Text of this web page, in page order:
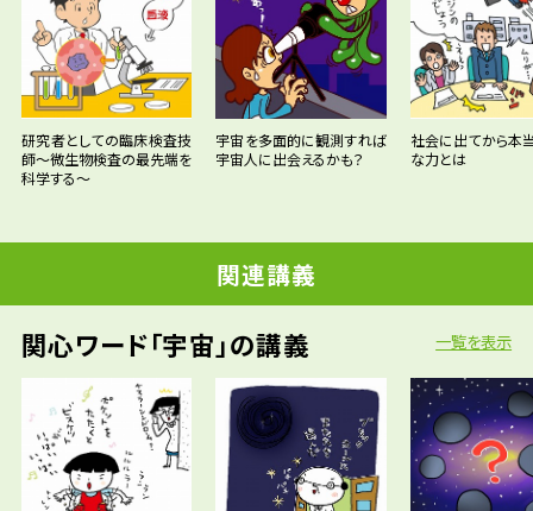
研究者としての臨床検査技
師～微生物検査の最先端を
科学する～
宇宙を多面的に観測すれば
宇宙人に出会えるかも？
社会に出てから本
な力とは
関連講義
関心ワード「宇宙」の講義 一覧を表示